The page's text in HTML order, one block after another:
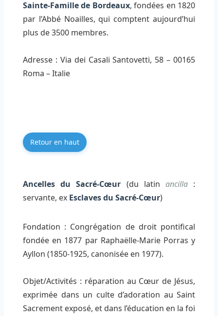
Sainte-Famille de Bordeaux, fondées en 1820
par l’Abbé Noailles, qui comptent aujourd’hui
plus de 3500 membres.
Adresse : Via dei Casali Santovetti, 58 – 00165
Roma – Italie
Retour en haut
Ancelles du Sacré-Cœur (du latin ancilla:
servante, ex Esclaves du Sacré-Cœur)
Fondation : Congrégation de droit pontifical
fondée en 1877 par Raphaëlle-Marie Porras y
Ayllon (1850-1925, canonisée en 1977).
Objet/Activités : réparation au Cœur de Jésus,
exprimée dans un culte d’adoration au Saint
Sacrement exposé, et dans l’éducation en la foi